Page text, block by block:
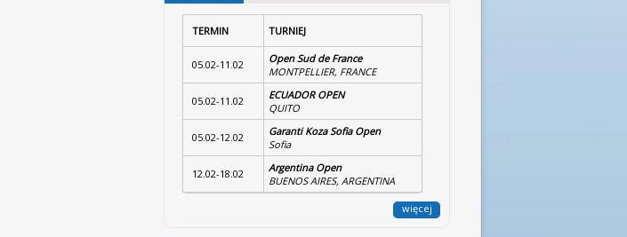
TERMIN TURNIEJ
05.02-11.02
Open Sud de France
MONTPELLIER, FRANCE
05.02-11.02
ECUADOR OPEN
QUITO
05.02-12.02
Garanti Koza Sofia Open
Sofia
12.02-18.02
Argentina Open
BUENOS AIRES, ARGENTINA
więcej